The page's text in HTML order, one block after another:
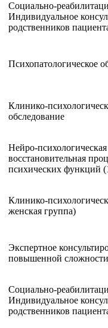
Социально-
Индивидуальное
родственников
Психопатологическое
Клинико-
обследование
Нейро-
восстановительная
психических функций
Клинико-
женская группа)
Экспертное
повышенной
Социально-
Индивидуальное
родственников